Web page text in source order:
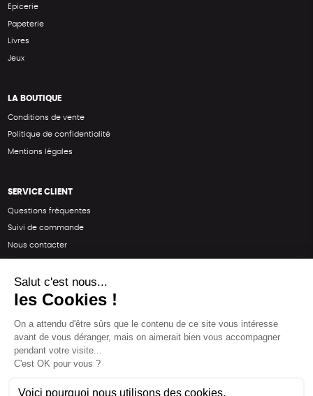
Epicerie
Papeterie
Livres
Jeux
LA BOUTIQUE
Conditions de vente
Politique de confidentialité
Mentions légales
SERVICE CLIENT
Questions fréquentes
Suivi de commande
Nous contacter
SUIVEZ-NOUS